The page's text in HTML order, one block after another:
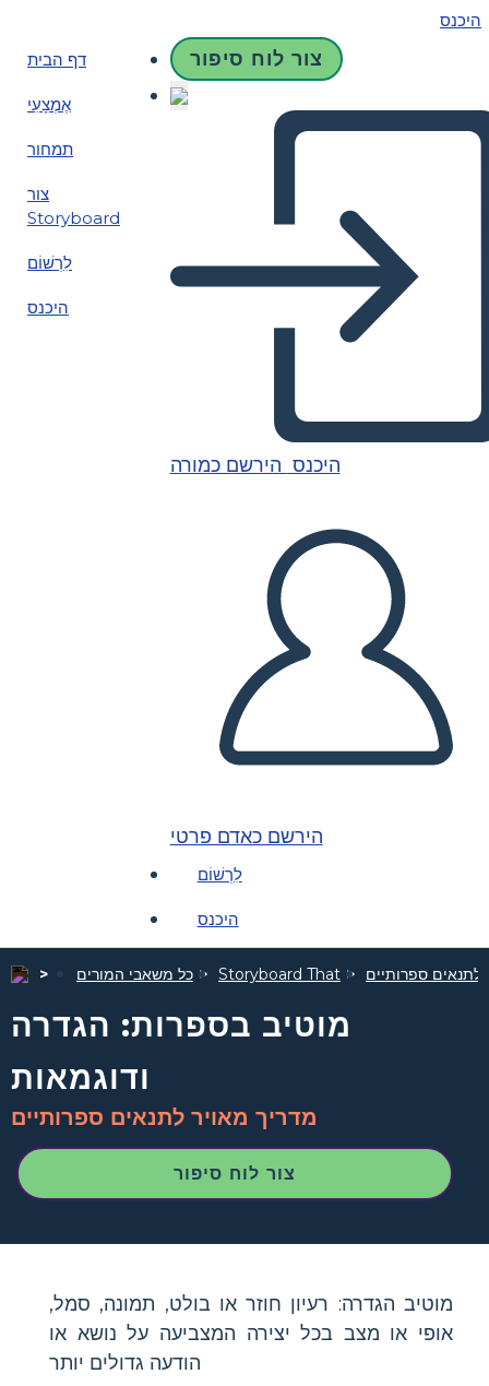
היכנס
דף הבית
אֶמְצָעִי
תמחור
צור
Storyboard
לִרְשׁוֹם
היכנס
צור לוח סיפור
היכנס הירשם כמורה
הירשם כאדם פרטי
לִרְשׁוֹם
היכנס
כל משאבי המורים Storyboard That לתנאים ספרותיים
מוטיב בספרות: הגדרה
ודוגמאות
מדריך מאויר לתנאים ספרותיים
צור לוח סיפור
מוטיב הגדרה: רעיון חוזר או בולט, תמונה, סמל,
אופי או מצב בכל יצירה המצביעה על נושא או
הודעה גדולים יותר